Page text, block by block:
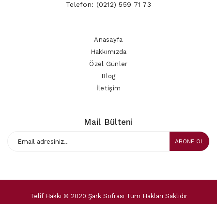
Telefon: (0212) 559 71 73
Anasayfa
Hakkımızda
Özel Günler
Blog
İletişim
Mail Bülteni
ABONE OL
Telif Hakkı © 2020 Şark Sofrası Tüm Hakları Saklıdır